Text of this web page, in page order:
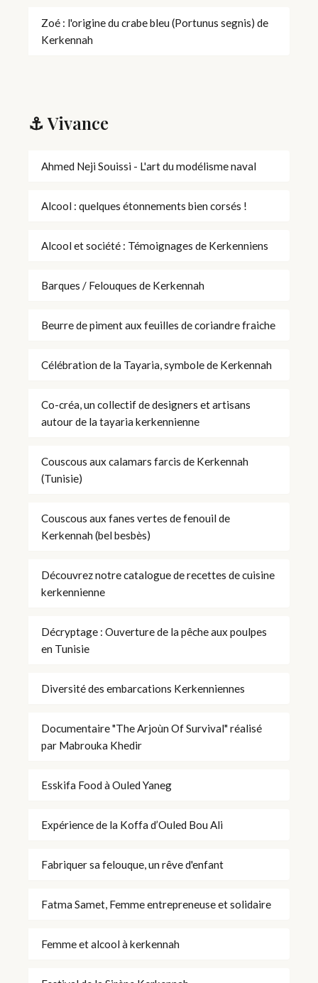
Zoé : l'origine du crabe bleu (Portunus segnis) de
Kerkennah
⚓ Vivance
Ahmed Neji Souissi - L'art du modélisme naval
Alcool : quelques étonnements bien corsés !
Alcool et société : Témoignages de Kerkenniens
Barques / Felouques de Kerkennah
Beurre de piment aux feuilles de coriandre fraiche
Célébration de la Tayaria, symbole de Kerkennah
Co-créa, un collectif de designers et artisans
autour de la tayaria kerkennienne
Couscous aux calamars farcis de Kerkennah
(Tunisie)
Couscous aux fanes vertes de fenouil de
Kerkennah (bel besbès)
Découvrez notre catalogue de recettes de cuisine
kerkennienne
Décryptage : Ouverture de la pêche aux poulpes
en Tunisie
Diversité des embarcations Kerkenniennes
Documentaire "The Arjoùn Of Survival" réalisé
par Mabrouka Khedir
Esskifa Food à Ouled Yaneg
Expérience de la Koffa d’Ouled Bou Ali
Fabriquer sa felouque, un rêve d'enfant
Fatma Samet, Femme entrepreneuse et solidaire
Femme et alcool à kerkennah